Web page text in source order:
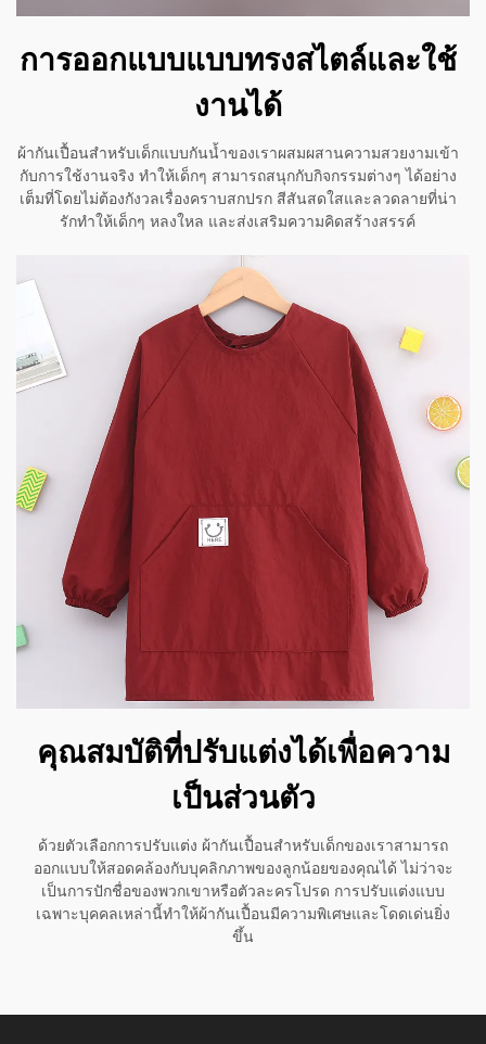
การออกแบบแบบทรงสไตล์และใช้
งานได้
ผ้ากันเปื้อนสำหรับเด็กแบบกันน้ำของเราผสมผสานความสวยงามเข้า
กับการใช้งานจริง ทำให้เด็กๆ สามารถสนุกกับกิจกรรมต่างๆ ได้อย่าง
เต็มที่โดยไม่ต้องกังวลเรื่องคราบสกปรก สีสันสดใสและลวดลายที่น่า
รักทำให้เด็กๆ หลงใหล และส่งเสริมความคิดสร้างสรรค์
คุณสมบัติที่ปรับแต่งได้เพื่อความ
เป็นส่วนตัว
ด้วยตัวเลือกการปรับแต่ง ผ้ากันเปื้อนสำหรับเด็กของเราสามารถ
ออกแบบให้สอดคล้องกับบุคลิกภาพของลูกน้อยของคุณได้ ไม่ว่าจะ
เป็นการปักชื่อของพวกเขาหรือตัวละครโปรด การปรับแต่งแบบ
เฉพาะบุคคลเหล่านี้ทำให้ผ้ากันเปื้อนมีความพิเศษและโดดเด่นยิ่ง
ขึ้น